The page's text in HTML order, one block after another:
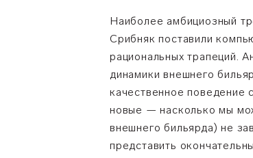
Наиболее амбициозный
Срибняк поставили
рациональных трапеций.
динамики внешнего
качественное поведение
новые — насколько мы
внешнего бильярда) не
представить